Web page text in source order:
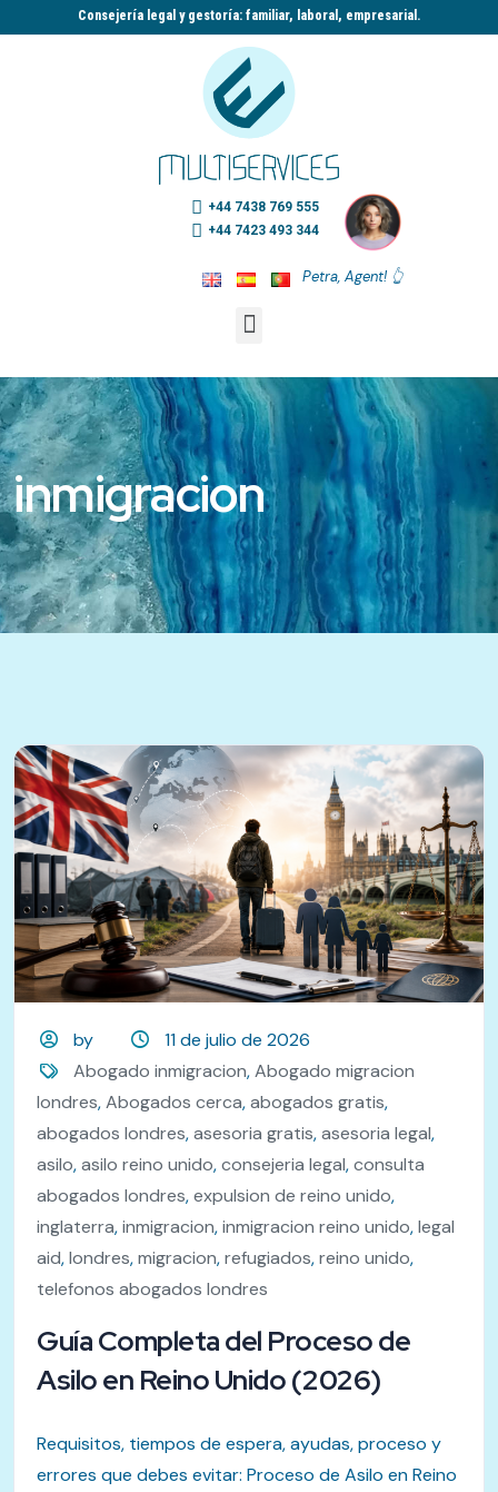
Consejería legal y gestoría: familiar, laboral, empresarial.​
+44 7438 769 555
+44 7423 493 344
Petra, Agent! 👆
inmigracion
by
11 de julio de 2026
Abogado inmigracion,Abogado migracion
londres,Abogados cerca,abogados gratis,
abogados londres,asesoria gratis,asesoria legal,
asilo,asilo reino unido,consejeria legal,consulta
abogados londres,expulsion de reino unido,
inglaterra,inmigracion,inmigracion reino unido,legal
aid,londres,migracion,refugiados,reino unido,
telefonos abogados londres
Guía Completa del Proceso de
Asilo en Reino Unido (2026)
Requisitos, tiempos de espera, ayudas, proceso y
errores que debes evitar: Proceso de Asilo en Reino